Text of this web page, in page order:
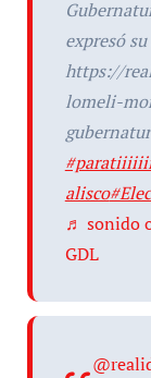
expresó
https://
lomeli-
alisco
♬ sonido
GDL